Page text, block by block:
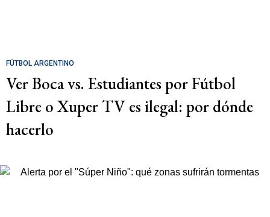
FÚTBOL ARGENTINO
Ver Boca vs. Estudiantes por Fútbol
Libre o Xuper TV es ilegal: por dónde
hacerlo